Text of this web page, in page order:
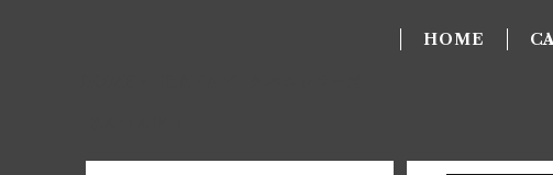
HOME